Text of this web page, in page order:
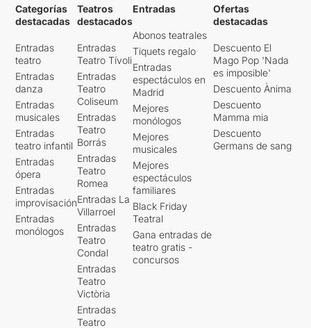
Categorías
destacadas
Entradas
teatro
Entradas
danza
Entradas
musicales
Entradas
teatro infantil
Entradas
ópera
Entradas
improvisación
Entradas
monólogos
Teatros
destacados
Entradas
Teatro Tívoli
Entradas
Teatro
Coliseum
Entradas
Teatro
Borrás
Entradas
Teatro
Romea
Entradas La
Villarroel
Entradas
Teatro
Condal
Entradas
Teatro
Victòria
Entradas
Teatro
Entradas
Abonos teatrales
Tiquets regalo
Entradas
espectáculos en
Madrid
Mejores
monólogos
Mejores
musicales
Mejores
espectáculos
familiares
Black Friday
Teatral
Gana entradas de
teatro gratis -
concursos
Ofertas
destacadas
Descuento El
Mago Pop 'Nada
es imposible'
Descuento Ànima
Descuento
Mamma mia
Descuento
Germans de sang